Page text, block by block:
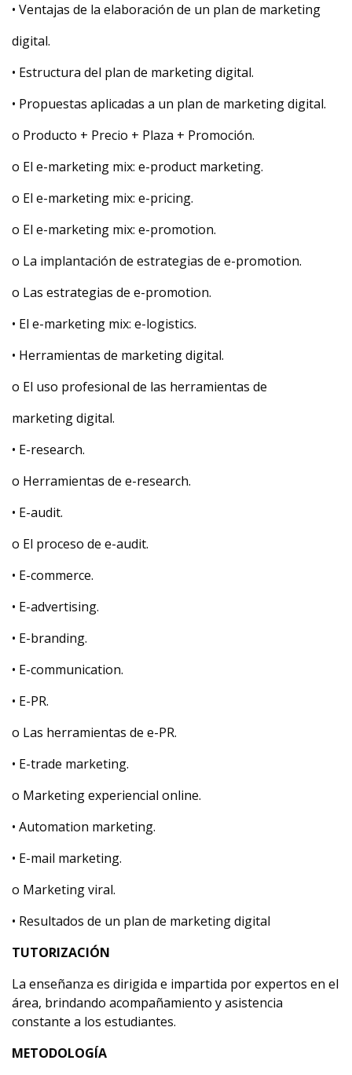
• Ventajas de la elaboración de un plan de marketing
digital.
• Estructura del plan de marketing digital.
• Propuestas aplicadas a un plan de marketing digital.
o Producto + Precio + Plaza + Promoción.
o El e-marketing mix: e-product marketing.
o El e-marketing mix: e-pricing.
o El e-marketing mix: e-promotion.
o La implantación de estrategias de e-promotion.
o Las estrategias de e-promotion.
• El e-marketing mix: e-logistics.
• Herramientas de marketing digital.
o El uso profesional de las herramientas de
marketing digital.
• E-research.
o Herramientas de e-research.
• E-audit.
o El proceso de e-audit.
• E-commerce.
• E-advertising.
• E-branding.
• E-communication.
• E-PR.
o Las herramientas de e-PR.
• E-trade marketing.
o Marketing experiencial online.
• Automation marketing.
• E-mail marketing.
o Marketing viral.
• Resultados de un plan de marketing digital
TUTORIZACIÓN
La enseñanza es dirigida e impartida por expertos en el
área, brindando acompañamiento y asistencia
constante a los estudiantes.
METODOLOGÍA